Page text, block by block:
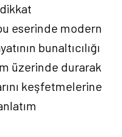
eserinde modern
bunaltıcılığı
üzerinde durarak
keşfetmelerine